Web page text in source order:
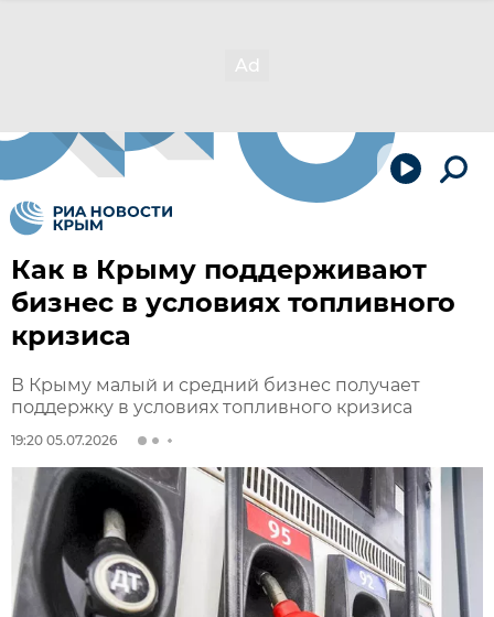
Как в Крыму поддерживают
бизнес в условиях топливного
кризиса
В Крыму малый и средний бизнес получает
поддержку в условиях топливного кризиса
19:20 05.07.2026